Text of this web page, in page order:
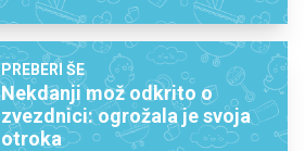
PREBERI ŠE
Nekdanji mož odkrito o
zvezdnici: ogrožala je svoja
otroka